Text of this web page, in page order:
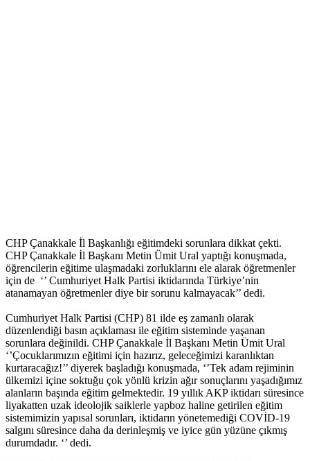
CHP Çanakkale İl Başkanlığı eğitimdeki sorunlara dikkat çekti.
CHP Çanakkale İl Başkanı Metin Ümit Ural yaptığı konuşmada,
öğrencilerin eğitime ulaşmadaki zorluklarını ele alarak öğretmenler
için de ‘’ Cumhuriyet Halk Partisi iktidarında Türkiye’nin
atanamayan öğretmenler diye bir sorunu kalmayacak’’ dedi.
Cumhuriyet Halk Partisi (CHP) 81 ilde eş zamanlı olarak
düzenlendiği basın açıklaması ile eğitim sisteminde yaşanan
sorunlara değinildi. CHP Çanakkale İl Başkanı Metin Ümit Ural
‘’Çocuklarımızın eğitimi için hazırız, geleceğimizi karanlıktan
kurtaracağız!’’ diyerek başladığı konuşmada, ‘’Tek adam rejiminin
ülkemizi içine soktuğu çok yönlü krizin ağır sonuçlarını yaşadığımız
alanların başında eğitim gelmektedir. 19 yıllık AKP iktidarı süresince
liyakatten uzak ideolojik saiklerle yapboz haline getirilen eğitim
sistemimizin yapısal sorunları, iktidarın yönetemediği COVİD-19
salgını süresince daha da derinleşmiş ve iyice gün yüzüne çıkmış
durumdadır. ‘’ dedi.